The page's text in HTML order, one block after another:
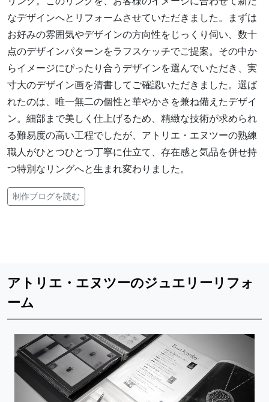
なデザインへとリフォームさせていただきました。まずは
お好みの雰囲気やデザインの方向性をじっくり伺い、数十
点のデザインパターンをラフスケッチでご提案。その中か
らイメージにぴったり合うデザインを選んでいただき、実
寸大のデザイン画を清書してご確認いただきました。選ば
れたのは、唯一無二の個性と華やかさを兼ね備えたデザイ
ン。細部まで美しく仕上げるため、精緻な技術が求められ
る難易度の高い工程でしたが、アトリエ・エヌツーの熟練
職人がひとつひとつ丁寧に仕立て、存在感と気品を併せ持
つ特別なリングへと生まれ変わりました。
制作ブログを読む
アトリエ・エヌツーのジュエリーリフォ
ーム